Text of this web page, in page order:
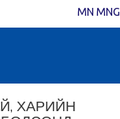
MN MNG
ХАРИЙН